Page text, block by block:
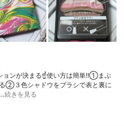
ョンが決まる☝️使い方は簡単‼️①まぶ
②３色シャドウをブラシで表と裏に
続きを見る